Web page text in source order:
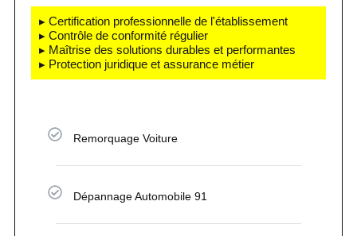
▸ Certification professionnelle de l'établissement
▸ Contrôle de conformité régulier
▸ Maîtrise des solutions durables et performantes
▸ Protection juridique et assurance métier
Remorquage Voiture
Dépannage Automobile 91